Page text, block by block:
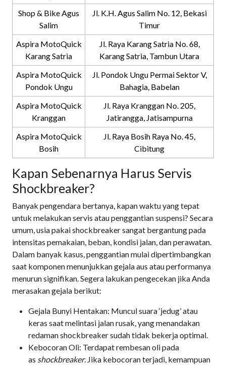
Shop & Bike Agus
Salim
Jl. K.H. Agus Salim No. 12, Bekasi
Timur
Aspira MotoQuick
Karang Satria
Jl. Raya Karang Satria No. 68,
Karang Satria, Tambun Utara
Aspira MotoQuick
Pondok Ungu
Jl. Pondok Ungu Permai Sektor V,
Bahagia, Babelan
Aspira MotoQuick
Kranggan
Jl. Raya Kranggan No. 205,
Jatirangga, Jatisampurna
Aspira MotoQuick
Bosih
Jl. Raya Bosih Raya No. 45,
Cibitung
Kapan Sebenarnya Harus Servis
Shockbreaker?
Banyak pengendara bertanya, kapan waktu yang tepat
untuk melakukan servis atau penggantian suspensi? Secara
umum, usia pakai shockbreaker sangat bergantung pada
intensitas pemakaian, beban, kondisi jalan, dan perawatan.
Dalam banyak kasus, penggantian mulai dipertimbangkan
saat komponen menunjukkan gejala aus atau performanya
menurun signifikan. Segera lakukan pengecekan jika Anda
merasakan gejala berikut:
Gejala Bunyi Hentakan: Muncul suara ‘jedug’ atau
keras saat melintasi jalan rusak, yang menandakan
redaman shockbreaker sudah tidak bekerja optimal.
Kebocoran Oli: Terdapat rembesan oli pada
as shockbreaker. Jika kebocoran terjadi, kemampuan